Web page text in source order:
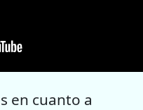
en cuanto a